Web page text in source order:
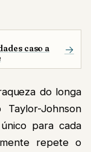
caso a
→
do longa
Johnson
para cada
repete o